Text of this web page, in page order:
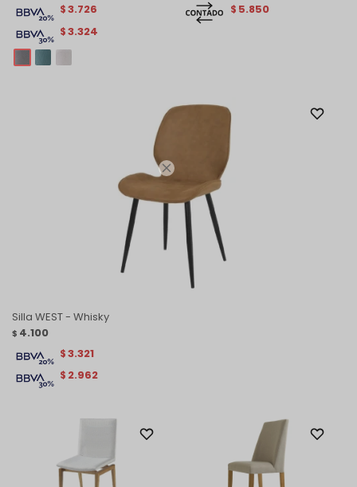

$3.324
$3.726 $ 5.850
Silla WEST - Whisky
$ 4.100
$ 2.962
$3.321